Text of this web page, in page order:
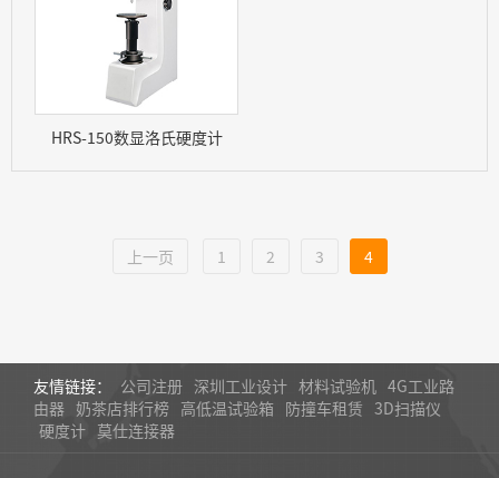
HRS-150数显洛氏硬度计
上一页 1 2 3 4
友情链接： 公司注册 深圳工业设计 材料试验机 4G工业路
由器 奶茶店排行榜 高低温试验箱 防撞车租赁 3D扫描仪
硬度计 莫仕连接器